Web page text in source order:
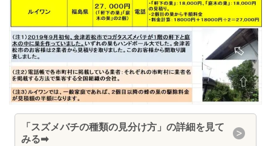
「スズメバチの種類の見分け方」の詳細を見て
みる➡